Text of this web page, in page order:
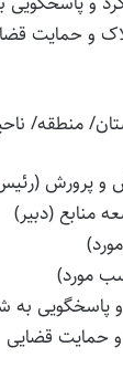
و حمایت
منطقه/
و پرورش
منابع (دبیر)
مورد)
پاسخگویی به
حمایت قضایی